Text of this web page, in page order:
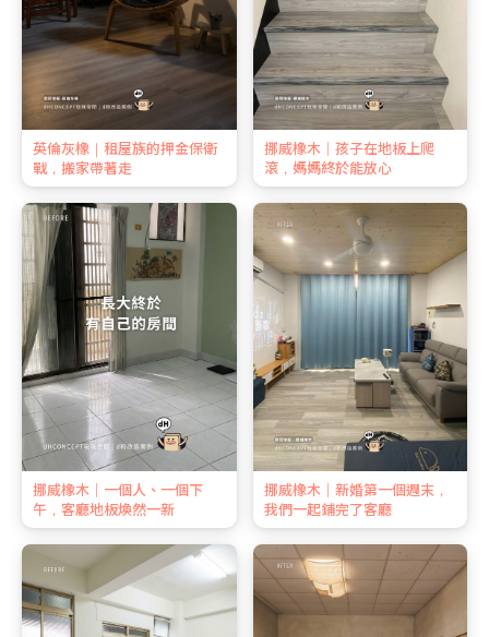
英倫灰橡｜租屋族的押金保衛
戰，搬家帶著走
挪威橡木｜孩子在地板上爬
滾，媽媽終於能放心
挪威橡木｜一個人、一個下
午，客廳地板煥然一新
挪威橡木｜新婚第一個週末，
我們一起鋪完了客廳